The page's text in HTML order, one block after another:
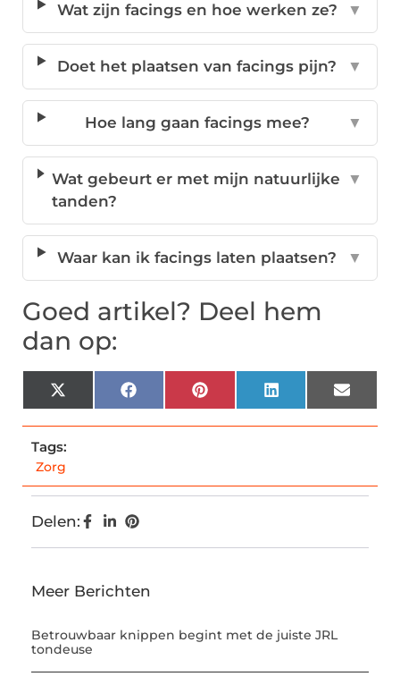
Wat zijn facings en hoe werken ze? ▼
Doet het plaatsen van facings pijn? ▼
Hoe lang gaan facings mee? ▼
Wat gebeurt er met mijn natuurlijke
tanden?
▼
Waar kan ik facings laten plaatsen? ▼
Goed artikel? Deel hem
dan op:
X
(Twitter)
FacebookPinterestLinkedInEmail
Tags:
Zorg
Delen:
Meer Berichten
Betrouwbaar knippen begint met de juiste JRL
tondeuse